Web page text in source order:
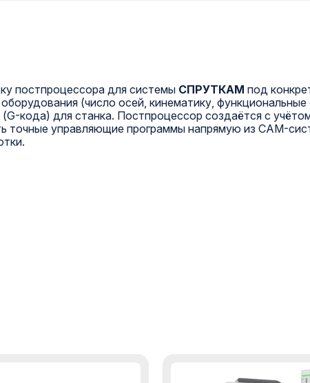
постпроцессора для системы СПРУТКАМ под
(число осей, кинематику,
кода) для станка. Постпроцессор создаётся с
точные управляющие программы напрямую из CAM-